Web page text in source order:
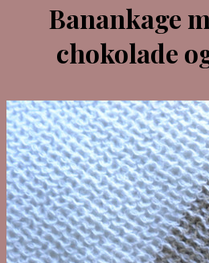
Banankage
chokolade